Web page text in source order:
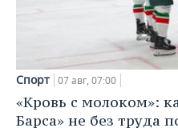
Спорт 07 авг, 07:00
«Кровь с молоком»:
Барса» не без труда